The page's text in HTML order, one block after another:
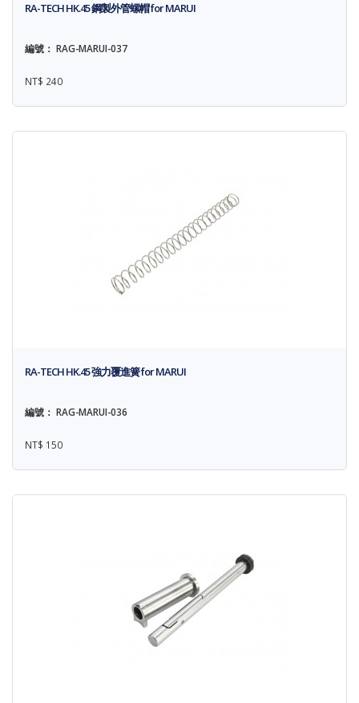
RA-TECH HK.45 鋼製外管螺帽 for MARUI
編號： RAG-MARUI-037
NT$ 240
RA-TECH HK.45 強力覆進簧 for MARUI
編號： RAG-MARUI-036
NT$ 150